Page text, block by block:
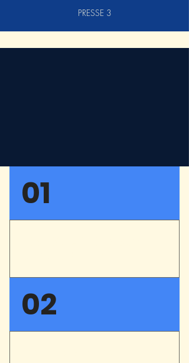
PRESSE 3
01
COURS DE REDACTION
02